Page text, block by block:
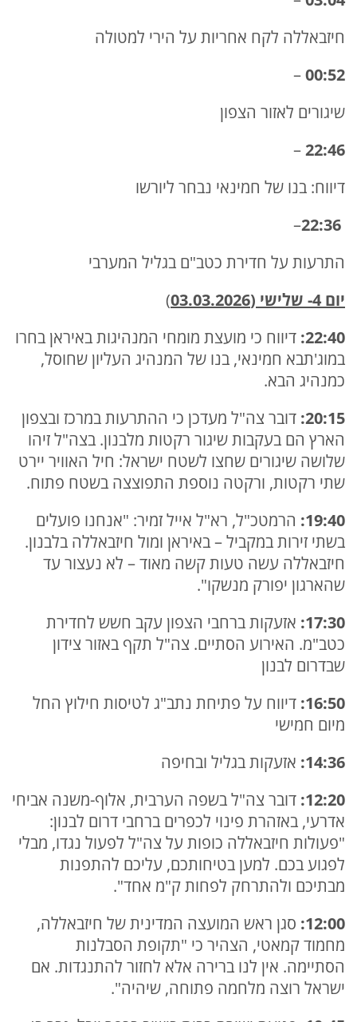
חיזבאללה לקח אחריות על הירי למטולה
00:52
–
שיגורים לאזור הצפון
22:46
–
דיווח: בנו של חמינאי נבחר ליורשו
22:36
–
התרעות על חדירת כטב"ם בגליל המערבי
יום 4- שלישי (03.03.2026
)
22:40: דיווח כי מועצת מומחי המנהיגות באיראן בחרו
במוג'תבא חמינאי, בנו של המנהיג העליון שחוסל,
כמנהיג הבא.
20:15: דובר צה"ל מעדכן כי ההתרעות במרכז ובצפון
הארץ הם בעקבות שיגור רקטות מלבנון. בצה"ל זיהו
שלושה שיגורים שחצו לשטח ישראל: חיל האוויר יירט
שתי רקטות, ורקטה נוספת התפוצצה בשטח פתוח.
19:40: הרמטכ"ל, רא"ל אייל זמיר: "אנחנו פועלים
בשתי זירות במקביל – באיראן ומול חיזבאללה בלבנון.
חיזבאללה עשה טעות קשה מאוד – לא נעצור עד
שהארגון יפורק מנשקו".
17:30: אזעקות ברחבי הצפון עקב חשש לחדירת
כטב"מ. האירוע הסתיים. צה"ל תקף באזור צידון
שבדרום לבנון
16:50: דיווח על פתיחת נתב"ג לטיסות חילוץ החל
מיום חמישי
14:36: אזעקות בגליל ובחיפה
12:20: דובר צה"ל בשפה הערבית, אלוף-משנה אביחי
אדרעי, באזהרת פינוי לכפרים ברחבי דרום לבנון:
"פעולות חיזבאללה כופות על צה"ל לפעול נגדו, מבלי
לפגוע בכם. למען בטיחותכם, עליכם להתפנות
מבתיכם ולהתרחק לפחות ק"מ אחד".
12:00: סגן ראש המועצה המדינית של חיזבאללה,
מחמוד קמאטי, הצהיר כי "תקופת הסבלנות
הסתיימה. אין לנו ברירה אלא לחזור להתנגדות. אם
ישראל רוצה מלחמה פתוחה, שיהיה".